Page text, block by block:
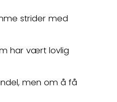
strider med
har vært lovlig
men om å få